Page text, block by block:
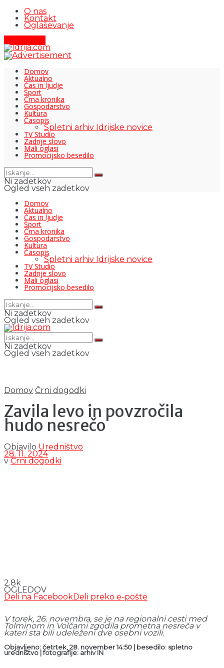
O nas
Kontakt
Oglaševanje
Domov
Aktualno
Čas in ljudje
Šport
Črna kronika
Gospodarstvo
Kultura
Časopis
Spletni arhiv Idrijske novice
TV Studio
Zadnje slovo
Mali oglasi
Promocijsko besedilo
Ni zadetkov
Ogled vseh zadetkov
Domov
Aktualno
Čas in ljudje
Šport
Črna kronika
Gospodarstvo
Kultura
Časopis
Spletni arhiv Idrijske novice
TV Studio
Zadnje slovo
Mali oglasi
Promocijsko besedilo
Ni zadetkov
Ogled vseh zadetkov
Ni zadetkov
Ogled vseh zadetkov
Domov Črni dogodki
Zavila levo in povzročila
hudo nesrečo
Objavilo Uredništvo
28. 11. 2024
v Črni dogodki
2.8k
OGLEDOV
Deli na FacebookDeli preko e-pošte
V torek, 26. novembra, se je na regionalni cesti med
Tolminom in Volčami zgodila prometna nesreča v
kateri sta bili udeleženi dve osebni vozili.
Objavljeno: četrtek, 28. november 14:50 | besedilo: spletno
uredništvo | fotografije: arhiv IN